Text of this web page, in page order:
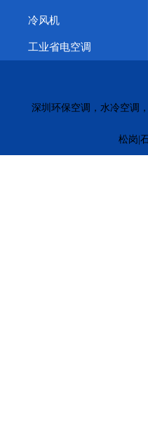
冷风机
工业省电空调
深圳环保空调，水冷空调
松岗|